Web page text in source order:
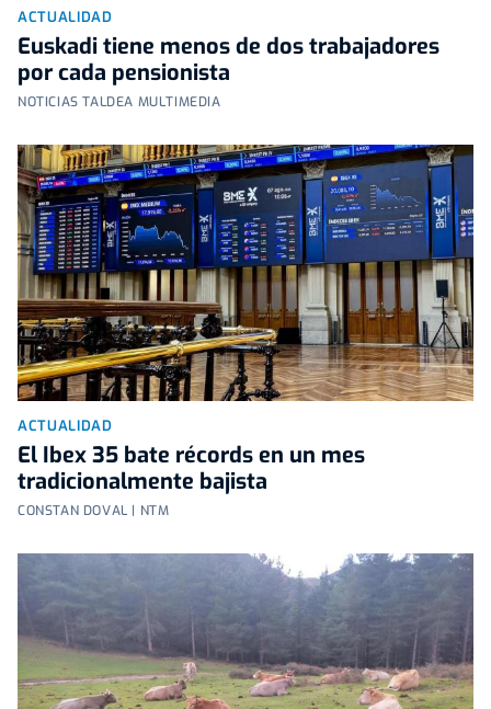
ACTUALIDAD
Euskadi tiene menos de dos trabajadores
por cada pensionista
NOTICIAS TALDEA MULTIMEDIA
ACTUALIDAD
El Ibex 35 bate récords en un mes
tradicionalmente bajista
CONSTAN DOVAL | NTM